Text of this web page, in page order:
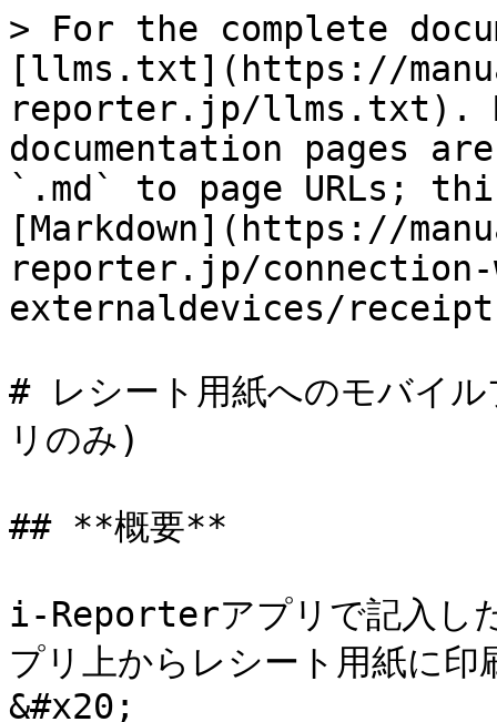
> For the complete
[llms.txt](https://
reporter.jp/llms.txt).
documentation pages
`.md` to page URLs;
[Markdown](https://
reporter.jp/
externaldevices/
# レシート用紙へのモバイ
リのみ)
## **概要**
i-Reporterアプリで記入し
プリ上からレシート用紙に
&#x20;